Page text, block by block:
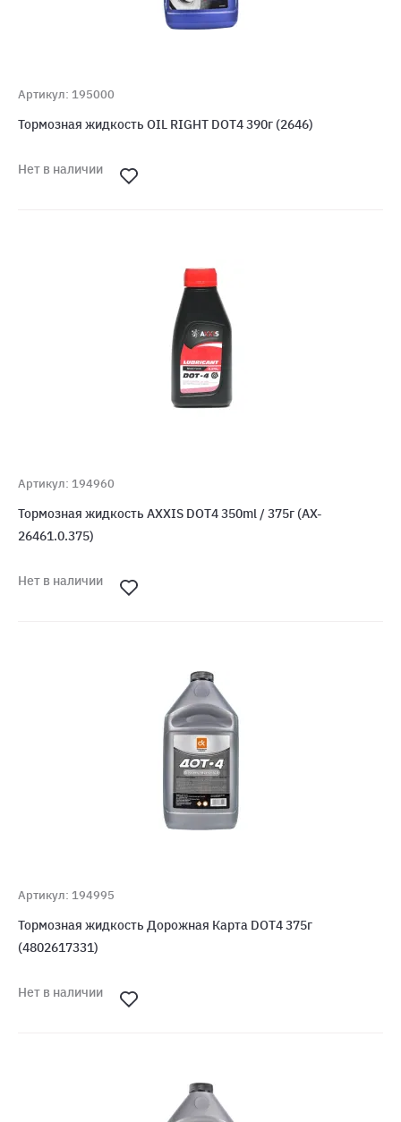
Артикул: 195000
Тормозная жидкость OIL RIGHT DOT4 390г (2646)
Нет в наличии
Артикул: 194960
Тормозная жидкость AXXIS DOT4 350ml / 375г (AX-
26461.0.375)
Нет в наличии
Артикул: 194995
Тормозная жидкость Дорожная Карта DOT4 375г
(4802617331)
Нет в наличии